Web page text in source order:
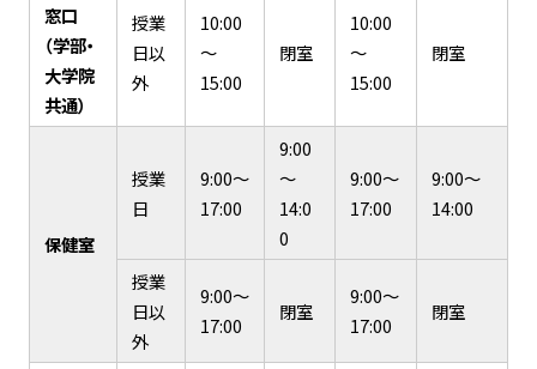
窓口
（学部・
大学院
共通）
授業
日以
外
10:00
～
15:00
閉室
10:00
～
15:00
閉室
保健室
授業
日
9:00～
17:00
9:00
～
14:0
0
9:00～
17:00
9:00～
14:00
授業
日以
外
9:00～
17:00
閉室
9:00～
17:00
閉室